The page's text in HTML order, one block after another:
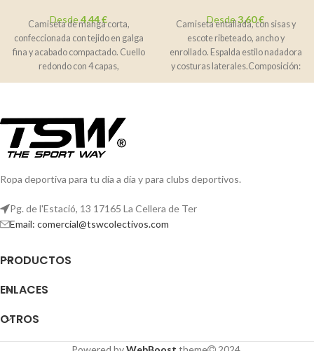
Desde4,44€
Camiseta de manga corta,
confeccionada con tejido en galga
fina y acabado compactado. Cuello
redondo con 4 capas,
cubrecosturas reforzado
Desde3,60€
Camiseta entallada, con sisas y
escote ribeteado, ancho y
enrollado. Espalda estilo nadadora
y costuras laterales.Composición:
100% algodón, punto liso,
Ropa deportiva para tu día a día y para clubs deportivos.
Pg. de l'Estació, 13 17165 La Cellera de Ter
Email: comercial@tswcolectivos.com
PRODUCTOS
ENLACES
OTROS